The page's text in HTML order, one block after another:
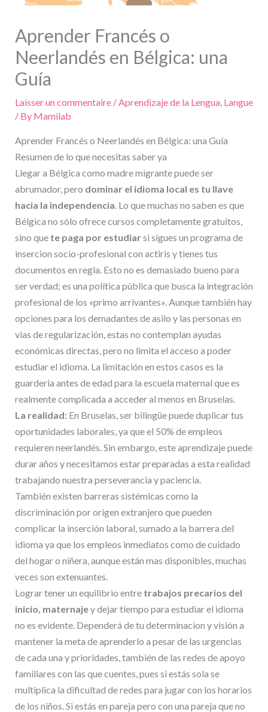
Aprender Francés o
Neerlandés en Bélgica: una
Guía
Laisser un commentaire /Aprendizaje de la Lengua, Langue
/ By Mamilab
Aprender Francés o Neerlandés en Bélgica: una Guía
Resumen de lo que necesitas saber ya
Llegar a Bélgica como madre migrante puede ser
abrumador, pero dominar el idioma local es tu llave
hacia la independencia. Lo que muchas no saben es que
Bélgica no sólo ofrece cursos completamente gratuitos,
sino que te paga por estudiar si sigues un programa de
insercion socio-profesional con actiris y tienes tus
documentos en regla. Esto no es demasiado bueno para
ser verdad; es una política pública que busca la integración
profesional de los «primo arrivantes». Aunque también hay
opciones para los demadantes de asilo y las personas en
vias de regularización, estas no contemplan ayudas
económicas directas, pero no limita el acceso a poder
estudiar el idioma. La limitación en estos casos es la
guarderia antes de edad para la escuela maternal que es
realmente complicada a acceder al menos en Bruselas.
La realidad: En Bruselas, ser bilingüe puede duplicar tus
oportunidades laborales, ya que el 50% de empleos
requieren neerlandés. Sin embargo, este aprendizaje puede
durar años y necesitamos estar preparadas a esta realidad
trabajando nuestra perseverancia y paciencia.
También existen barreras sistémicas como la
discriminación por origen extranjero que pueden
complicar la inserción laboral, sumado a la barrera del
idioma ya que los empleos inmediatos como de cuidado
del hogar o niñera, aunque están mas disponibles, muchas
veces son extenuantes.
Lograr tener un equilibrio entretrabajos precarios del
inicio, maternajey dejar tiempo para estudiar el idioma
no es evidente. Dependerá de tu determinacion y visión a
mantener la meta de aprenderlo a pesar de las urgencias
de cada una y prioridades, también de las redes de apoyo
familiares con las que cuentes, pues si estás sola se
multiplica la dificultad de redes para jugar con los horarios
de los niños. Si estás en pareja pero con una pareja que no